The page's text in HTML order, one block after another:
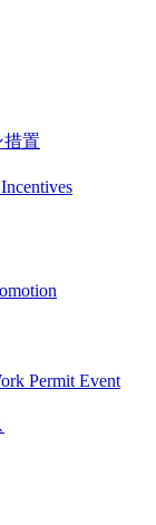
置
Permit Event